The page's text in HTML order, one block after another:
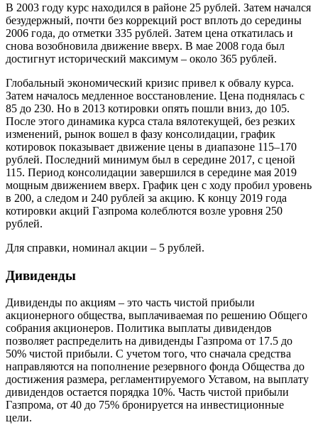
В 2003 году курс находился в районе 25 рублей. Затем начался
безудержный, почти без коррекций рост вплоть до середины
2006 года, до отметки 335 рублей. Затем цена откатилась и
снова возобновила движение вверх. В мае 2008 года был
достигнут исторический максимум – около 365 рублей.
Глобальный экономический кризис привел к обвалу курса.
Затем началось медленное восстановление. Цена поднялась с
85 до 230. Но в 2013 котировки опять пошли вниз, до 105.
После этого динамика курса стала вялотекущей, без резких
изменений, рынок вошел в фазу консолидации, график
котировок показывает движение цены в диапазоне 115–170
рублей. Последний минимум был в середине 2017, с ценой
115. Период консолидации завершился в середине мая 2019
мощным движением вверх. График цен с ходу пробил уровень
в 200, а следом и 240 рублей за акцию. К концу 2019 года
котировки акций Газпрома колеблются возле уровня 250
рублей.
Для справки, номинал акции – 5 рублей.
Дивиденды
Дивиденды по акциям – это часть чистой прибыли
акционерного общества, выплачиваемая по решению Общего
собрания акционеров. Политика выплаты дивидендов
позволяет распределить на дивиденды Газпрома от 17.5 до
50% чистой прибыли. С учетом того, что сначала средства
направляются на пополнение резервного фонда Общества до
достижения размера, регламентируемого Уставом, на выплату
дивидендов остается порядка 10%. Часть чистой прибыли
Газпрома, от 40 до 75% бронируется на инвестиционные
цели.